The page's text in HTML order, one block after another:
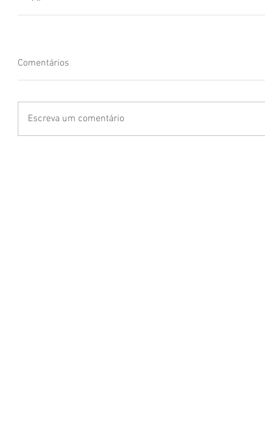
Comentários
Escreva um comentário